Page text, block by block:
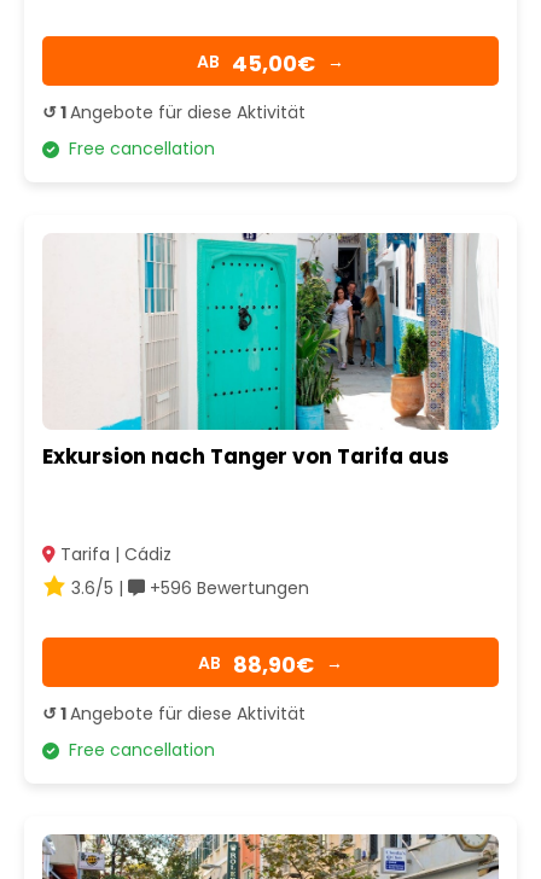
AB 45,00€ →
↺ 1Angebote für diese Aktivität
Free cancellation
Exkursion nach Tanger von Tarifa aus
Tarifa | Cádiz
3.6/5 |
+596 Bewertungen
AB 88,90€ →
↺ 1Angebote für diese Aktivität
Free cancellation